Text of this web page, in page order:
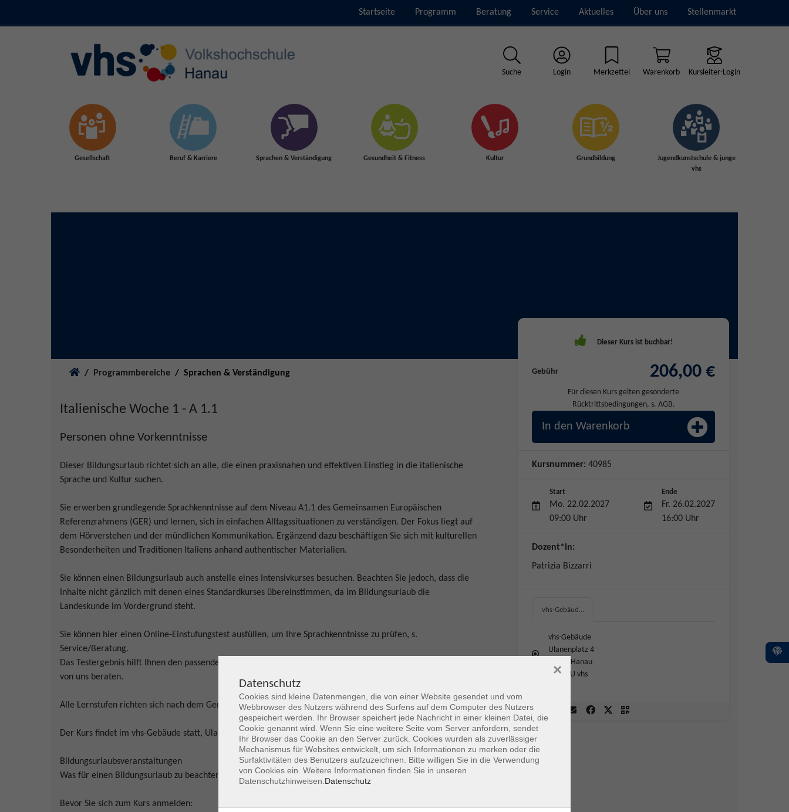
Startseite Programm Beratung Service Aktuelles Über uns Stellenmarkt
Suche Login Merkzettel Warenkorb Kursleiter-Login
Gesellschaft Beruf & Karriere Sprachen & Verständigung Gesundheit & Fitness Kultur Grundbildung
Jugendkunstschule & junge
vhs
Programmbereiche
Sprachen & Verständigung
Italienische Woche 1 - A 1.1
Personen ohne Vorkenntnisse
Dieser Bildungsurlaub richtet sich an alle, die einen praxisnahen und effektiven Einstieg in die italienische
Sprache und Kultur suchen.
Sie erwerben grundlegende Sprachkenntnisse auf dem Niveau A1.1 des Gemeinsamen Europäischen
Referenzrahmens (GER) und lernen, sich in einfachen Alltagssituationen zu verständigen. Der Fokus liegt auf
dem Hörverstehen und der mündlichen Kommunikation. Ergänzend dazu beschäftigen Sie sich mit kulturellen
Besonderheiten und Traditionen Italiens anhand authentischer Materialien.
Sie können einen Bildungsurlaub auch anstelle eines Intensivkurses besuchen. Beachten Sie jedoch, dass die
Inhalte nicht gänzlich mit denen eines Standardkurses übereinstimmen, da im Bildungsurlaub die
Landeskunde im Vordergrund steht.
Sie können hier einen Online-Einstufungstest ausfüllen, um Ihre Sprachkenntnisse zu prüfen, s.
Service/Beratung.
Das Testergebnis hilft Ihnen den passenden Kurs bei uns auszuwählen. Wenn Sie Fragen haben, lassen Sie sich
von uns beraten.
Alle Lernstufen richten sich nach dem Gemeinsamen Europäischen Referenzrahmen.
Der Kurs findet im vhs-Gebäude statt, Ulanenplatz 4 in 63452 Hanau.
Bildungsurlaubsveranstaltungen
Was für einen Bildungsurlaub zu beachten ist:
Bevor Sie sich zum Kurs anmelden:
Gebühr 206,00 €
Für diesen Kurs gelten gesonderte
Rücktrittsbedingungen, s. AGB.
In den Warenkorb
Kursnummer: 40985
Start
Mo. 22.02.2027
09:00 Uhr
Ende
Fr. 26.02.2027
16:00 Uhr
Dozent*in:
Patrizia Bizzarri
vhs-Gebäud…
vhs-Gebäude
Ulanenplatz 4
63452 Hanau
304/ BU vhs
Datenschutz
Cookies sind kleine Datenmengen, die von einer Website gesendet und vom
Webbrowser des Nutzers während des Surfens auf dem Computer des Nutzers
gespeichert werden. Ihr Browser speichert jede Nachricht in einer kleinen Datei, die
Cookie genannt wird. Wenn Sie eine weitere Seite vom Server anfordern, sendet
Ihr Browser das Cookie an den Server zurück. Cookies wurden als zuverlässiger
Mechanismus für Websites entwickelt, um sich Informationen zu merken oder die
Surfaktivitäten des Benutzers aufzuzeichnen. Bitte willigen Sie in die Verwendung
von Cookies ein. Weitere Informationen finden Sie in unseren
Datenschutzhinweisen. Datenschutz
×